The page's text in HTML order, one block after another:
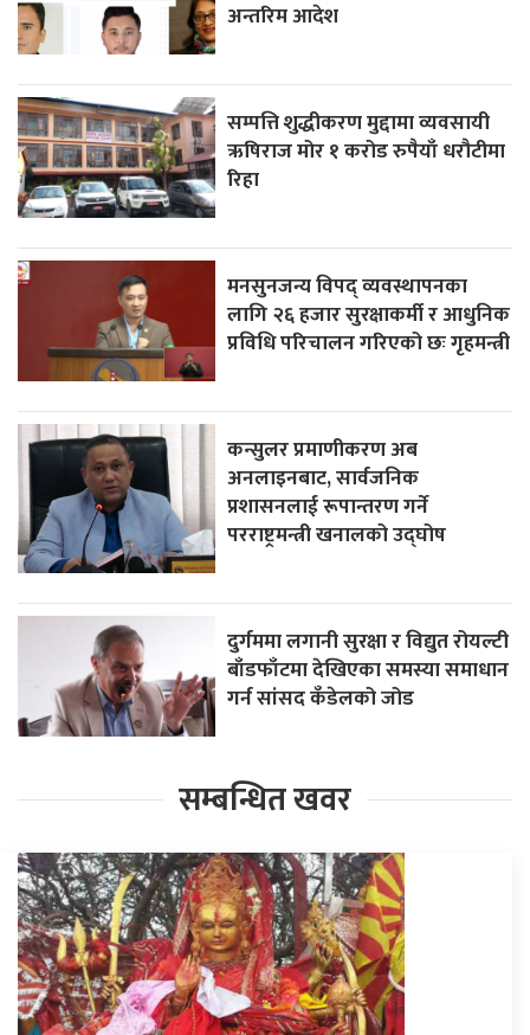
अन्तरिम आदेश
सम्पत्ति शुद्धीकरण मुद्दामा व्यवसायी
ऋषिराज मोर १ करोड रुपैयाँ धरौटीमा
रिहा
मनसुनजन्य विपद् व्यवस्थापनका
लागि २६ हजार सुरक्षाकर्मी र आधुनिक
प्रविधि परिचालन गरिएको छः गृहमन्त्री
कन्सुलर प्रमाणीकरण अब
अनलाइनबाट, सार्वजनिक
प्रशासनलाई रूपान्तरण गर्ने
परराष्ट्रमन्त्री खनालको उद्घोष
दुर्गममा लगानी सुरक्षा र विद्युत रोयल्टी
बाँडफाँटमा देखिएका समस्या समाधान
गर्न सांसद कँडेलको जोड
सम्बन्धित खवर